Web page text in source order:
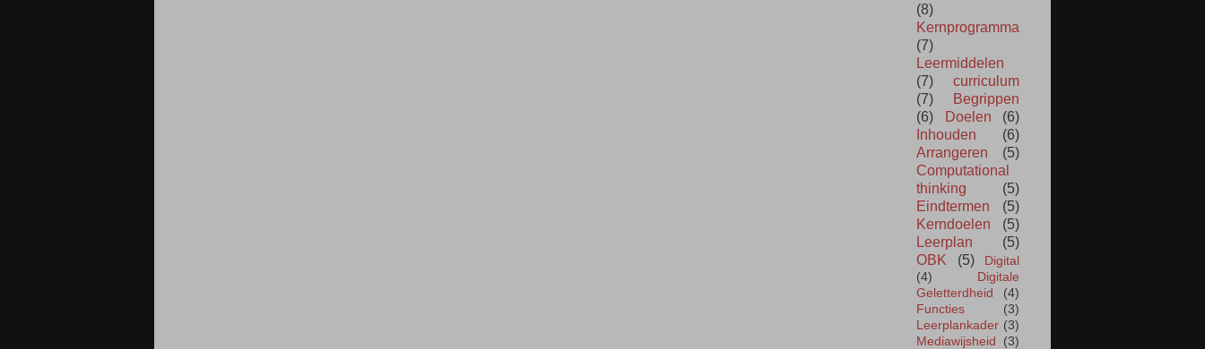
(8)
Kernprogramma
(7)
Leermiddelen
(7)
curriculum
(7)
Begrippen
(6)
Doelen
(6)
Inhouden
(6)
Arrangeren
(5)
Computational
thinking
(5)
Eindtermen
(5)
Kerndoelen
(5)
Leerplan
(5)
OBK
(5)
Digital
(4)
Digitale
Geletterdheid
(4)
Functies
(3)
Leerplankader (3)
Mediawijsheid
(3)